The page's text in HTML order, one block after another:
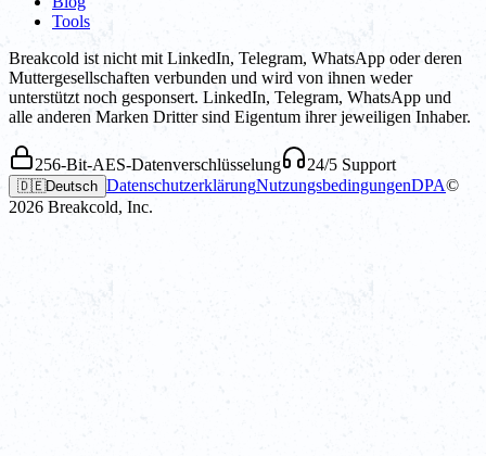
Tools
Breakcold ist nicht mit LinkedIn, Telegram, WhatsApp oder deren
Muttergesellschaften verbunden und wird von ihnen weder
unterstützt noch gesponsert. LinkedIn, Telegram, WhatsApp und
alle anderen Marken Dritter sind Eigentum ihrer jeweiligen Inhaber.
256-Bit-AES-Datenverschlüsselung 24/5 Support
🇩🇪Deutsch DatenschutzerklärungNutzungsbedingungenDPA©
2026 Breakcold, Inc.